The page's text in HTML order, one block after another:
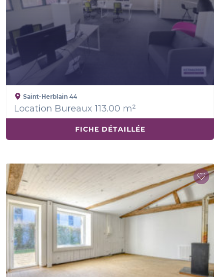
Saint-Herblain 44
Location Bureaux 113.00 m²
FICHE DÉTAILLÉE